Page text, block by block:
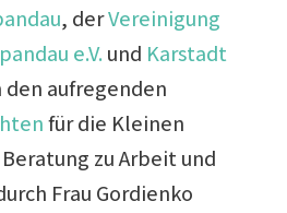
, derVereinigung
e.V. und Karstadt
den aufregenden
für die Kleinen
zu Arbeit und
Frau Gordienko